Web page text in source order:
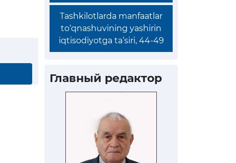
Tashkilotlarda manfaatlar
to‘qnashuvining yashirin
iqtisodiyotga ta’siri, 44-49
Главный редактор